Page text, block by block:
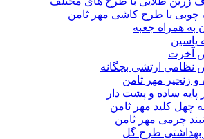
چوبی با طرح کاشی مهر ثامن
به همراه جعبه
یاسین
آخرت
نظامی ارتشی بچگانه
و زنجیر مهر ثامن
پايه ساده و پشت دار
چهل کلید مهر ثامن
چرمی مهر ثامن
بهداشتی طرح گل